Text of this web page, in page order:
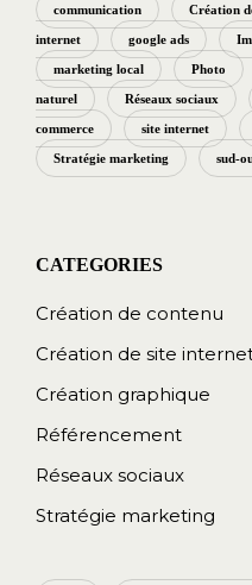
communication Création
internet google ads
marketing local Photo
naturel Réseaux sociaux
commerce site internet
Stratégie marketing sud-
Création de contenu
Création de site
Création graphique
Référencement
Réseaux sociaux
Stratégie marketing